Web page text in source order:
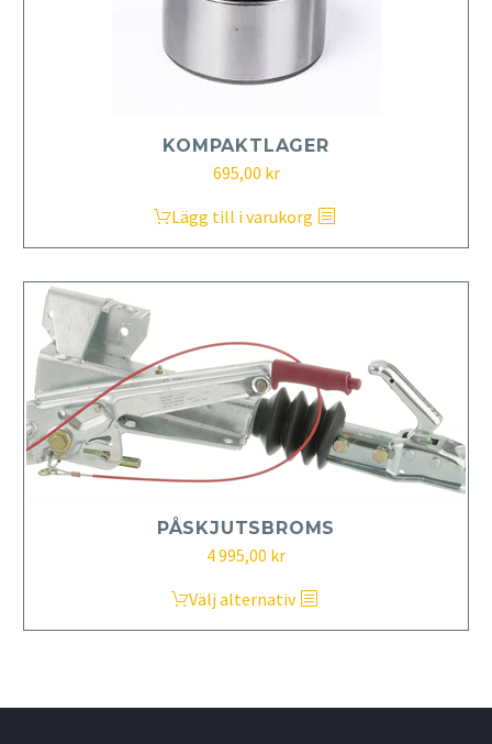
KOMPAKTLAGER
695,00 kr
Lägg till i varukorg
PÅSKJUTSBROMS
4 995,00 kr
Välj alternativ
Den
här
flera